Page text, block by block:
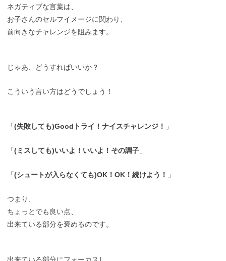
ネガティブな言葉は、
お子さんのセルフイメージに関わり、
前向きなチャレンジを阻みます。
じゃあ、どうすればいいか？
こういう言い方はどうでしょう！
「(失敗しても)Goodトライ！ナイスチャレンジ！ 」
「(ミスしても)いいよ！いいよ！その調子 」
「(シュートが入らなくても)OK！OK！続けよう！ 」
つまり、
ちょっとでも良い点、
出来ている部分を褒めるのです。